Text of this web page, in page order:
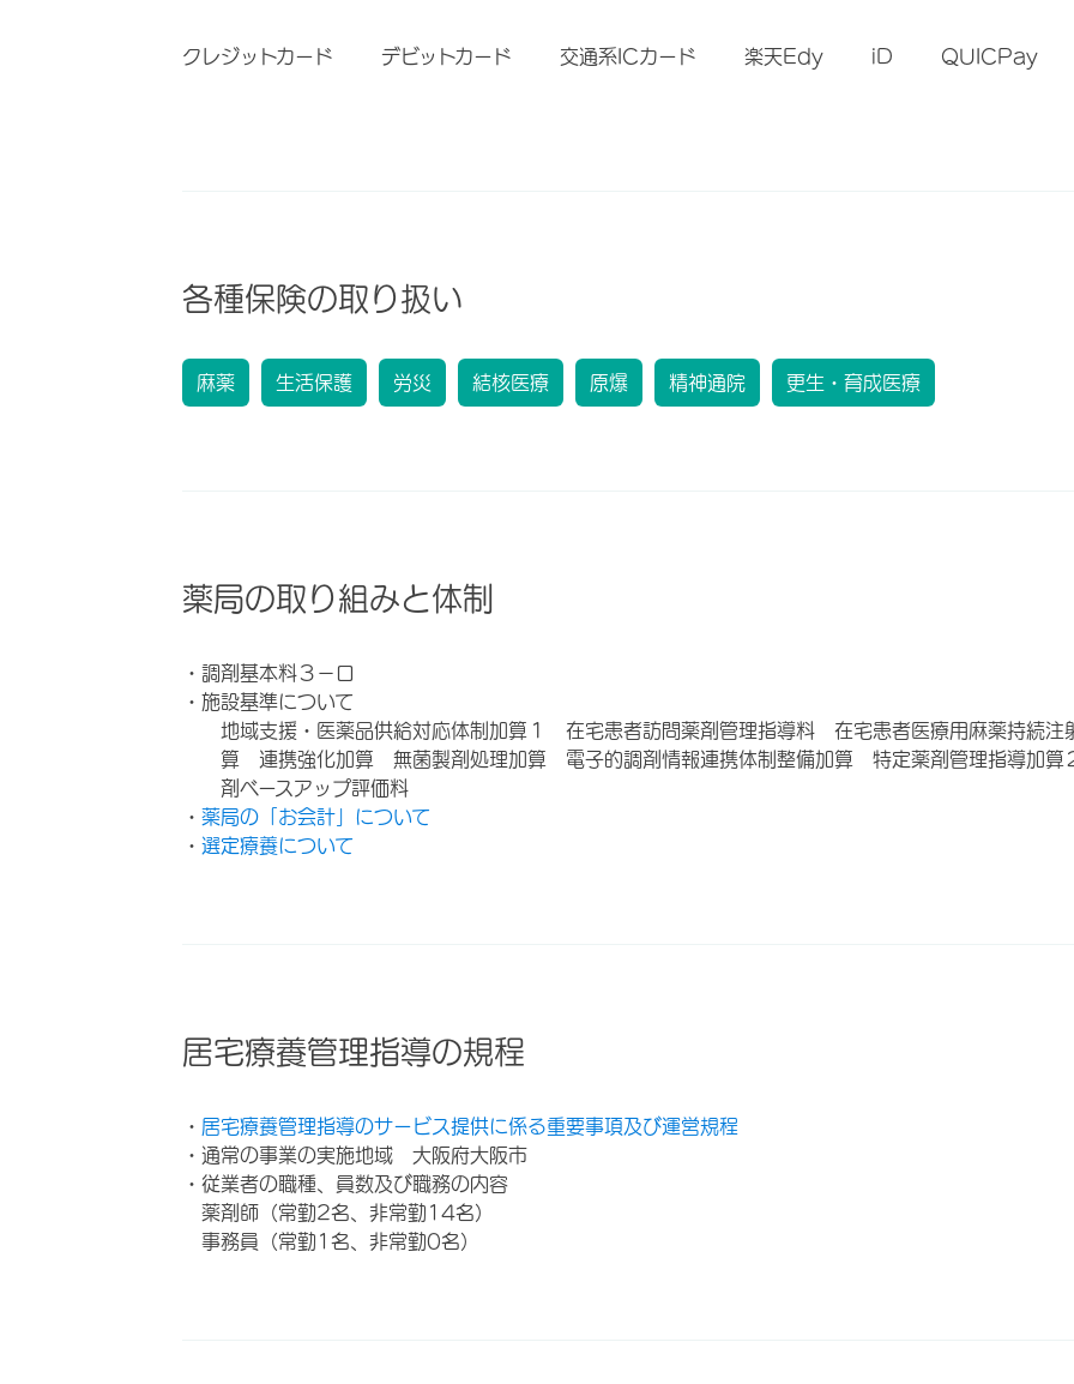
クレジットカード デビットカード 交通系ICカード 楽天Edy iD QUICPay
各種保険の取り扱い
麻薬 生活保護 労災 結核医療 原爆 精神通院 更生・育成医療
薬局の取り組みと体制
・調剤基本料３－ロ
・施設基準について
地域支援・医薬品供給対応体制加算１ 在宅患者訪問薬剤管理指導料 在宅患者医療用麻薬持続
算 連携強化加算 無菌製剤処理加算 電子的調剤情報連携体制整備加算 特定薬剤管理指導加
剤ベースアップ評価料
・ 薬局の「お会計」について
・ 選定療養について
居宅療養管理指導の規程
・ 居宅療養管理指導のサービス提供に係る重要事項及び運営規程
・通常の事業の実施地域 大阪府大阪市
・従業者の職種、員数及び職務の内容
薬剤師（常勤2名、非常勤14名）
事務員（常勤1名、非常勤0名）